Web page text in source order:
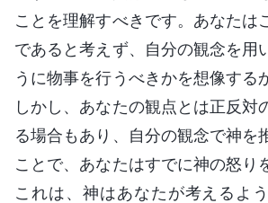
ことを理解すべきです。あなたは
であると考えず、自分の観念を用
うに物事を行うべきかを想像する
しかし、あなたの観点とは正反対
る場合もあり、自分の観念で神を
ことで、あなたはすでに神の怒り
これは、神はあなたが考えるよ